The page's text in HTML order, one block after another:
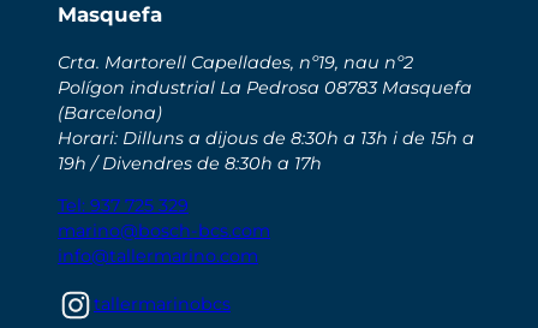
Masquefa
Crta. Martorell Capellades, nº19, nau nº2
Polígon industrial La Pedrosa 08783 Masquefa
(Barcelona)
Horari: Dilluns a dijous de 8:30h a 13h i de 15h a
19h / Divendres de 8:30h a 17h
Tel: 937 725 329
marino@bosch-bcs.com
info@tallermarino.com
Instagram tallermarinobcs